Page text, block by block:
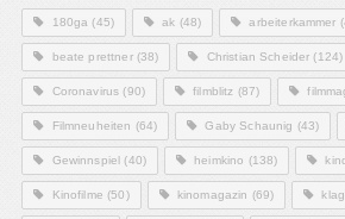
180ga (45) ak (48) arbeiterkammer
beate prettner(38) Christian Scheider (124)
Coronavirus (90) filmblitz (87)
Filmneuheiten (64) Gaby Schaunig (43)
Gewinnspiel (40) heimkino (138)
Kinofilme (50) kinomagazin (69)